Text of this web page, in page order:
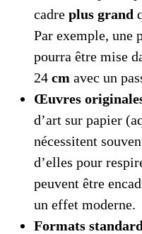
cadre plus grand
Par exemple, une
pourra être mise
24 cm avec un
Œuvres
d’art sur papier
nécessitent
d’elles pour
peuvent être
un effet moderne.
Formats